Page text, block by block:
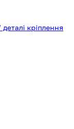
деталі кріплення